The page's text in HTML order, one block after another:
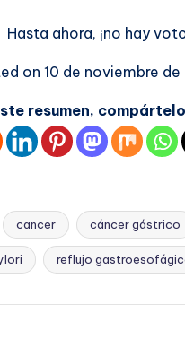
Hasta ahora, ¡no hay
on 10 de noviembre
resumen,
cancer cáncer gástrico
reflujo